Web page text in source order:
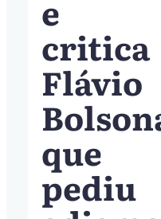
e
critica
Flávio
que
pediu